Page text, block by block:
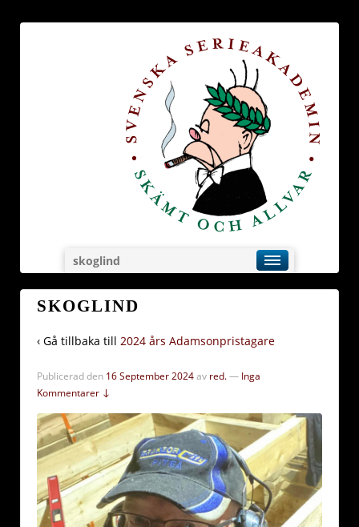
skoglind
SKOGLIND
‹ Gå tillbaka till 2024 års Adamsonpristagare
Publicerad den 16 September 2024av red.— Inga
Kommentarer ↓